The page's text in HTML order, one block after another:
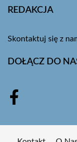
REDAKCJA
Skontaktuj się z
DOŁĄCZ DO